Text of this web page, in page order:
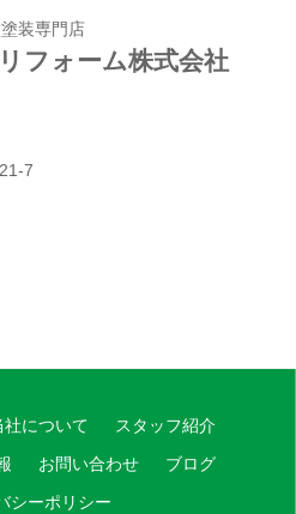
装専門店
フォーム株式会社
7
社について スタッフ紹介
お問い合わせ ブログ
シーポリシー